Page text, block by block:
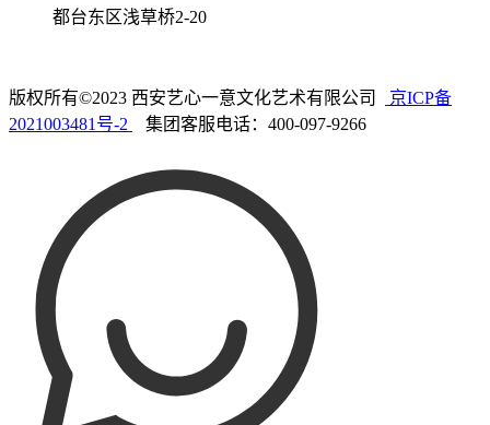
都台东区浅草桥2-20
版权所有©2023 西安艺心一意文化艺术有限公司
京ICP备
2021003481号-2
集团客服电话：400-097-9266